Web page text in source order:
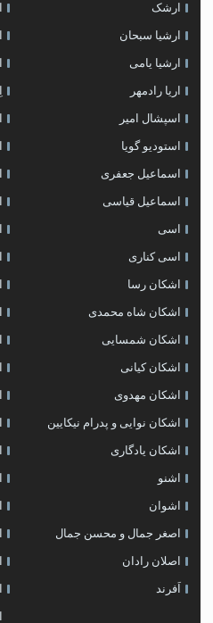
ارشک
ارشیا سبحان
ارشیا یامی
اریا رادمهر
اسپشال امیر
استودیو گویا
اسماعیل جعفری
اسماعیل قیاسی
اسی
اسی کناری
اشکان رسا
اشکان شاه محمدی
اشکان شمسایی
اشکان کیانی
اشکان مهدوی
اشکان نوایی و پدرام نیکایین
اشکان یادگاری
اشنو
اشوان
اصغر جمال و محسن جمال
اصلان رادان
اَفرند